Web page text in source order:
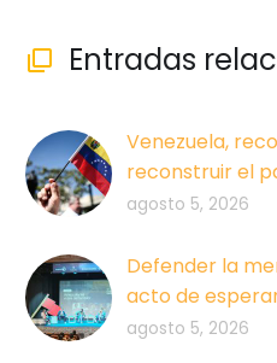
 Entradas
Venezuela,
reconstruir el
agosto 5, 2026
Defender la
acto de
agosto 5, 2026